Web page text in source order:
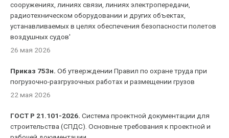
сооружениях, линиях связи, линиях электропередачи,
радиотехническом оборудовании и других объектах,
устанавливаемых в целях обеспечения безопасности полетов
воздушных судов'
26 мая 2026
Приказ 753н. Об утверждении Правил по охране труда при
погрузочно-разгрузочных работах и размещении грузов
22 мая 2026
ГОСТ Р 21.101-2026. Система проектной документации для
строительства (СПДС). Основные требования к проектной и